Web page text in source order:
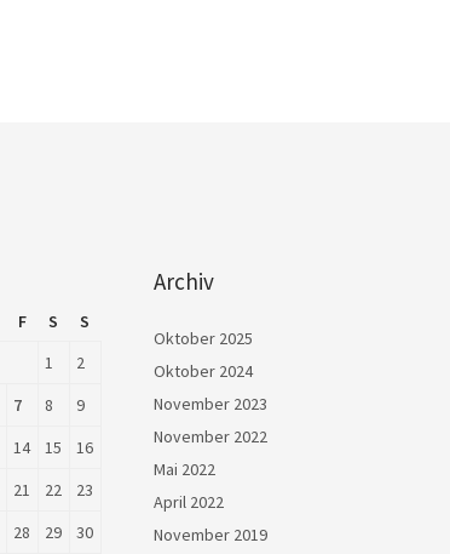
F S
S
1
2
7 8
9
14 15
16
21 22
23
28 29 30
Archiv
Oktober 2025
Oktober 2024
November 2023
November 2022
Mai 2022
April 2022
November 2019